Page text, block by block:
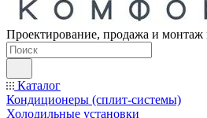
Проектирование, продажа и монтаж
Каталог
Кондиционеры (сплит-системы)
Холодильные установки